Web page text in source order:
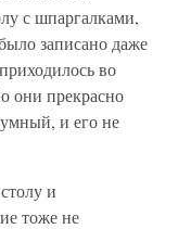
с шпаргалками,
записано даже
во
они прекрасно
и его не
и
тоже не